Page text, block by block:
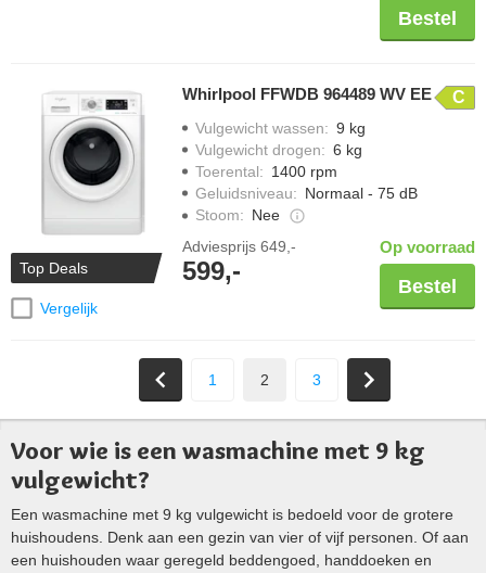
Bestel
Top Deals
Vergelijk
Whirlpool FFWDB 964489 WV EE C
Vulgewicht wassen: 9 kg
Vulgewicht drogen: 6 kg
Toerental: 1400 rpm
Geluidsniveau: Normaal - 75 dB
Stoom: Nee
Adviesprijs 649,-
599,-
Op voorraad
Bestel
1 2 3
Voor wie is een wasmachine met 9 kg
vulgewicht?
Een wasmachine met 9 kg vulgewicht is bedoeld voor de grotere
huishoudens. Denk aan een gezin van vier of vijf personen. Of aan
een huishouden waar geregeld beddengoed, handdoeken en